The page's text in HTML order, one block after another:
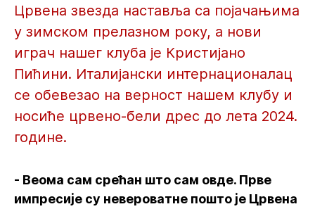
Црвена звезда наставља са појачањима
у зимском прелазном року, а нови
играч нашег клуба је Кристијано
Пићини. Италијански интернационалац
се обевезао на верност нашем клубу и
носиће црвено-бели дрес до лета 2024.
године.
- Веома сам срећан што сам овде. Прве
импресије су невероватне пошто је Црвена